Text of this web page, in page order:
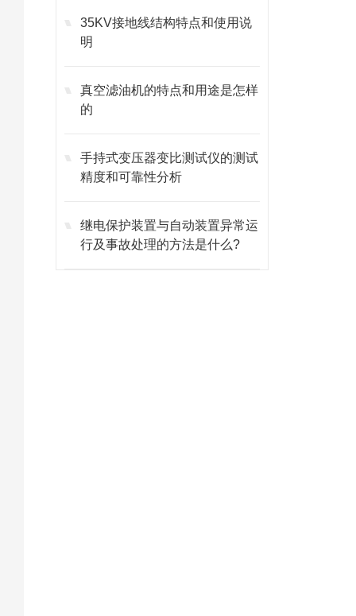
35KV接地线结构特点和使用说
明
真空滤油机的特点和用途是怎样
的
手持式变压器变比测试仪的测试
精度和可靠性分析
继电保护装置与自动装置异常运
行及事故处理的方法是什么?